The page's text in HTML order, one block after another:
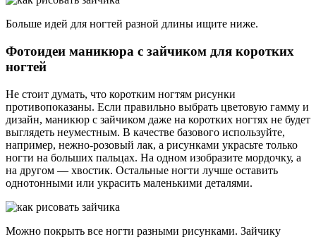
Больше идей для ногтей разной длины ищите ниже.
Фотоидеи маникюра с зайчиком для коротких
ногтей
Не стоит думать, что коротким ногтям рисунки
противопоказаны. Если правильно выбрать цветовую гамму и
дизайн, маникюр с зайчиком даже на коротких ногтях не будет
выглядеть неуместным. В качестве базового используйте,
например, нежно-розовый лак, а рисунками украсьте только
ногти на больших пальцах. На одном изобразите мордочку, а
на другом — хвостик. Остальные ногти лучше оставить
однотонными или украсить маленькими деталями.
Можно покрыть все ногти разными рисунками. Зайчику